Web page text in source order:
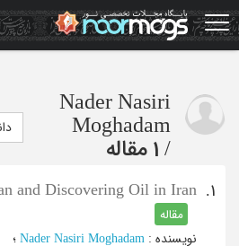
Skip
to
main
Nader Nasiri
Moghadam
/ 1 مقاله
1.
and Discovering Oil in Iran
مقاله
نویسنده :
Nader Nasiri Moghadam ؛